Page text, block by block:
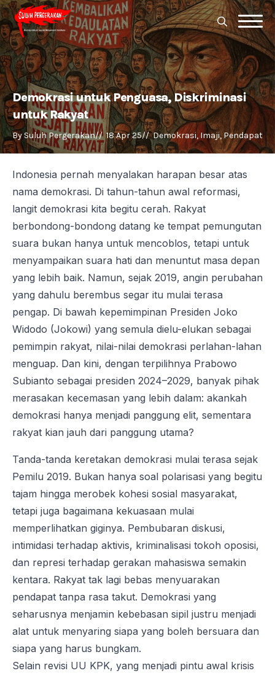
Search
for:
for:
Demokrasi untuk Penguasa, Diskriminasi
untuk Rakyat
By Suluh Pergerakan// 18 Apr 25// Demokrasi Imaji Pendapat
Indonesia pernah menyalakan harapan besar atas
nama demokrasi. Di tahun-tahun awal reformasi,
langit demokrasi kita begitu cerah. Rakyat
berbondong-bondong datang ke tempat pemungutan
suara bukan hanya untuk mencoblos, tetapi untuk
menyampaikan suara hati dan menuntut masa depan
yang lebih baik. Namun, sejak 2019, angin perubahan
yang dahulu berembus segar itu mulai terasa
pengap. Di bawah kepemimpinan Presiden Joko
Widodo (Jokowi) yang semula dielu-elukan sebagai
pemimpin rakyat, nilai-nilai demokrasi perlahan-lahan
menguap. Dan kini, dengan terpilihnya Prabowo
Subianto sebagai presiden 2024–2029, banyak pihak
merasakan kecemasan yang lebih dalam: akankah
demokrasi hanya menjadi panggung elit, sementara
rakyat kian jauh dari panggung utama?
Tanda-tanda keretakan demokrasi mulai terasa sejak
Pemilu 2019. Bukan hanya soal polarisasi yang begitu
tajam hingga merobek kohesi sosial masyarakat,
tetapi juga bagaimana kekuasaan mulai
memperlihatkan giginya. Pembubaran diskusi,
intimidasi terhadap aktivis, kriminalisasi tokoh oposisi,
dan represi terhadap gerakan mahasiswa semakin
kentara. Rakyat tak lagi bebas menyuarakan
pendapat tanpa rasa takut. Demokrasi yang
seharusnya menjamin kebebasan sipil justru menjadi
alat untuk menyaring siapa yang boleh bersuara dan
siapa yang harus bungkam.
Selain revisi UU KPK, yang menjadi pintu awal krisis